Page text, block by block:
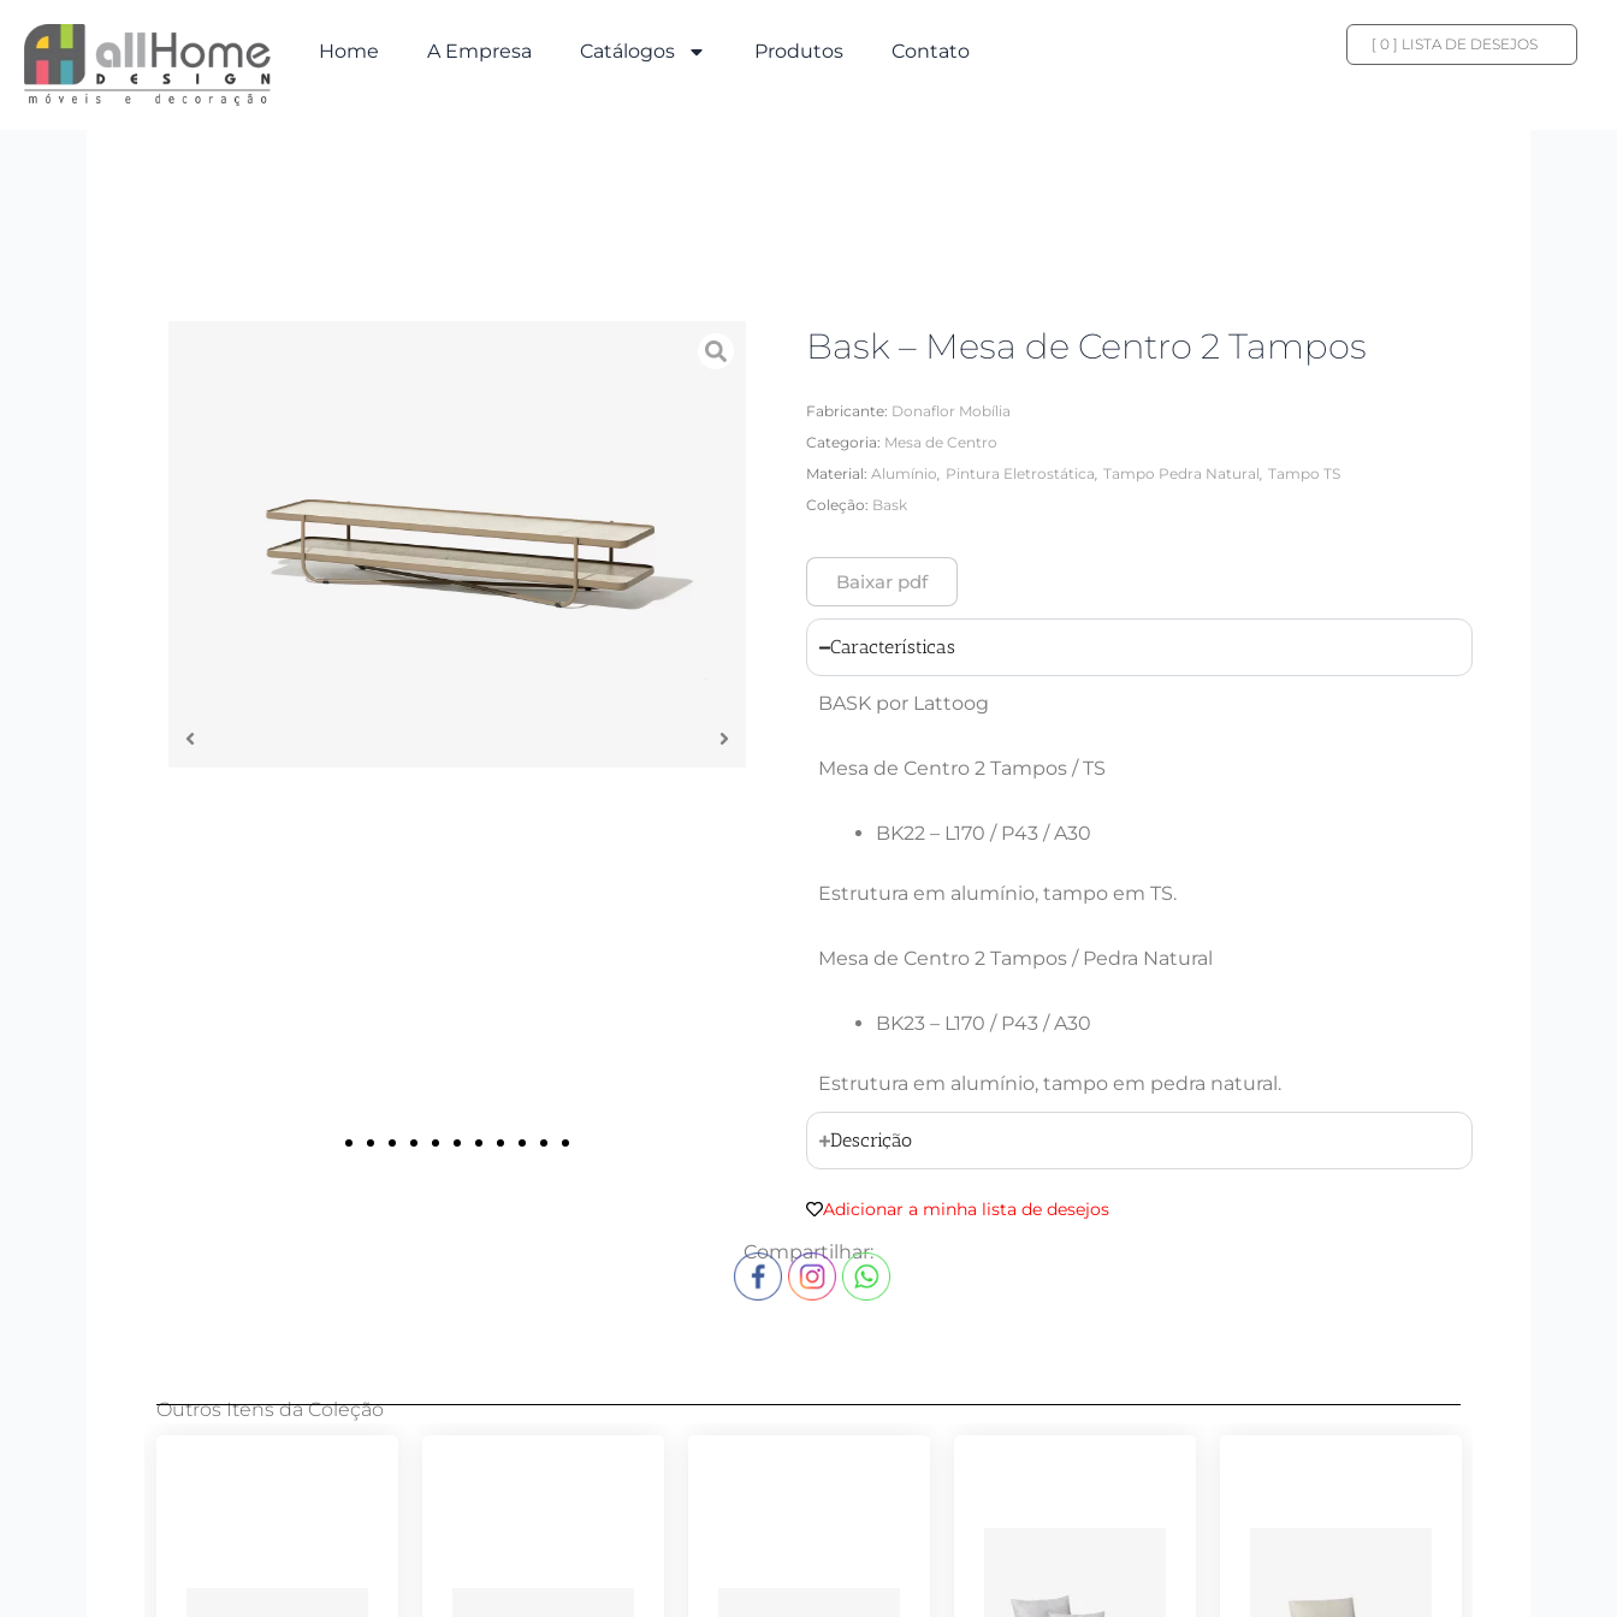
para
conteúdo
Home A Empresa Catálogos Produtos Contato [ 0] LISTA DE DESEJOS
Bask – Mesa de Centro 2 Tampos
Fabricante: Donaflor Mobília
Categoria: Mesa de Centro
Material: Alumínio, Pintura Eletrostática, Tampo Pedra Natural, Tampo TS
Coleção: Bask
Baixar pdf
Características
BASK por Lattoog
Mesa de Centro 2 Tampos / TS
BK22 – L170 / P43 / A30
Estrutura em alumínio, tampo em TS.
Mesa de Centro 2 Tampos / Pedra Natural
BK23 – L170 / P43 / A30
Estrutura em alumínio, tampo em pedra natural.
Descrição
Adicionar a minha lista de desejos
Compartilhar:
Outros Itens da Coleção